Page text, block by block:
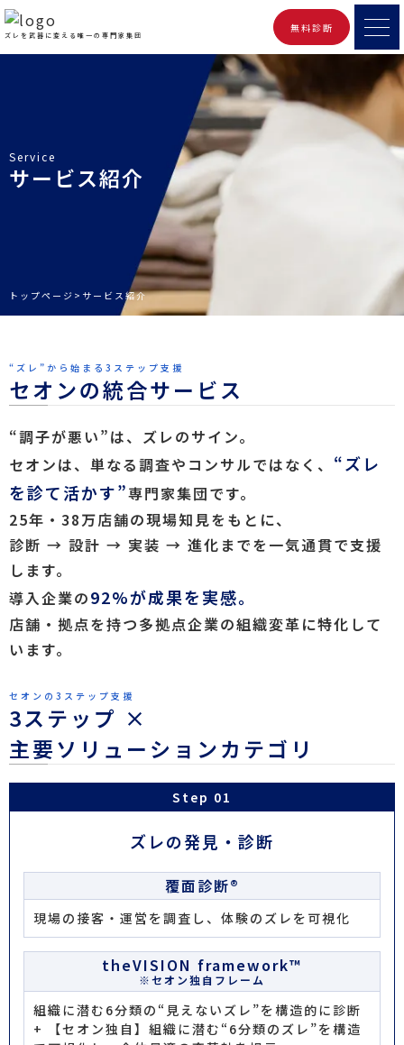
ズレを武器に変える唯一の専門家集団
無料診断
Service
サービス紹介
トップページ > サービス紹介
“ズレ”から始まる3ステップ支援
セオンの統合サービス
“調子が悪い”は、ズレのサイン。
セオンは、単なる調査やコンサルではなく、 “ズレ
を診て活かす”専門家集団です。
25年・38万店舗の現場知見をもとに、
診断 → 設計 → 実装 → 進化までを一気通貫で支援
します。
導入企業の92%が成果を実感。
店舗・拠点を持つ多拠点企業の組織変革に特化して
います。
セオンの3ステップ支援
3ステップ ×
主要ソリューションカテゴリ
Step 01
ズレの発見・診断
覆面診断®
現場の接客・運営を調査し、体験のズレを可視化
theVISION framework™
※セオン独自フレーム
組織に潜む6分類の“見えないズレ”を構造的に診断
+ 【セオン独自】組織に潜む“6分類のズレ”を構造